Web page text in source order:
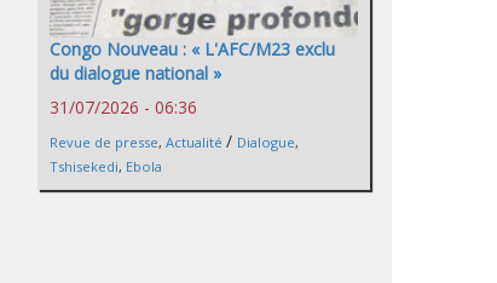
Congo Nouveau : « L'AFC/M23 exclu
du dialogue national »
31/07/2026 - 06:36
Revue de presse, Actualité / Dialogue,
Tshisekedi, Ebola